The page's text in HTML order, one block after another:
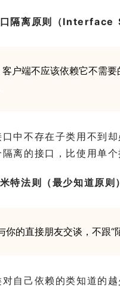
隔离原则（
客户端不应该依赖它不需
口中不存在子类用不到
隔离的接口，比使用单
特法则（最少知道原
你的直接朋友交谈，不跟“
对自己依赖的类知道的